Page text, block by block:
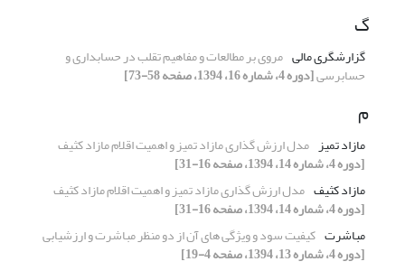
گ
گزارشگری مالی مروی بر مطالعات و مفاهیم تقلب در حسابداری و
حسابرسی[دوره 4، شماره 16، 1394، صفحه 58-73]
م
مازاد تمیز مدل ارزش گذاری مازاد تمیز و اهمیت اقلام مازاد کثیف
[دوره 4، شماره 14، 1394، صفحه 16-31]
مازاد کثیف مدل ارزش گذاری مازاد تمیز و اهمیت اقلام مازاد کثیف
[دوره 4، شماره 14، 1394، صفحه 16-31]
مباشرت کیفیت سود و ویژگی های آن از دو منظر مباشرت و ارزشیابی
[دوره 4، شماره 13، 1394، صفحه 4-19]